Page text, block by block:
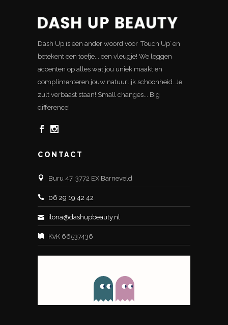
Dash Up is een ander woord voor ‘Touch Up’ en
betekent een toefje... een vleugje! We leggen
accenten op alles wat jou uniek maakt en
complimenteren jouw natuurlijk schoonheid. Je
zult verbaast staan! Small changes... Big
difference!
CONTACT
Buru 47, 3772 EX Barneveld
06 29 19 42 42
ilona@dashupbeauty.nl
KvK 66537436